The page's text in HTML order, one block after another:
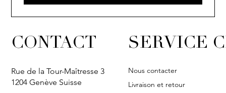
CONTACT
Rue de la Tour-Maîtresse 3
1204 Genève Suisse
SERVICE
Nous contacter
Livraison et retour